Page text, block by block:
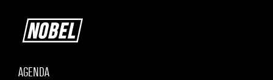
AGENDA